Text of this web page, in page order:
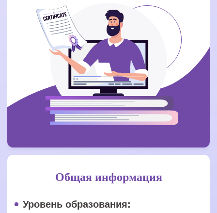
Общая информация
Уровень образования: